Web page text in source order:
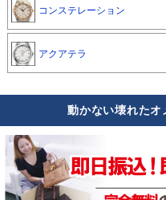
コンステレーション
アクアテラ
動かない壊れたオ